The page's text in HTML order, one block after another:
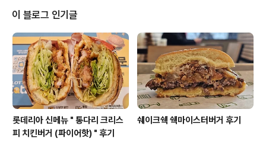
이에요. 파파이스는 1,700원을 내고 콜라를 주문하면, 치
킨 한 조각과 비스킷 하나, 딸기잼이 나와요.치킨 부위는 정
해져있지 않고 랜덤으로 제공되는데, 저 같은 경우는 닭가
슴살로 주시더라고요.칼로리는 마일드 치킨 1조각이 396
kcal, 비스킷 한조각이 245kcal 이니까 콜라와 합치면 약
800칼로리 정도..
이 블로그 인기글
롯데리아 신메뉴 " 통다리 크리스
피 치킨버거 (파이어핫) " 후기
쉐이크쉑 쉑마이스터버거 후기